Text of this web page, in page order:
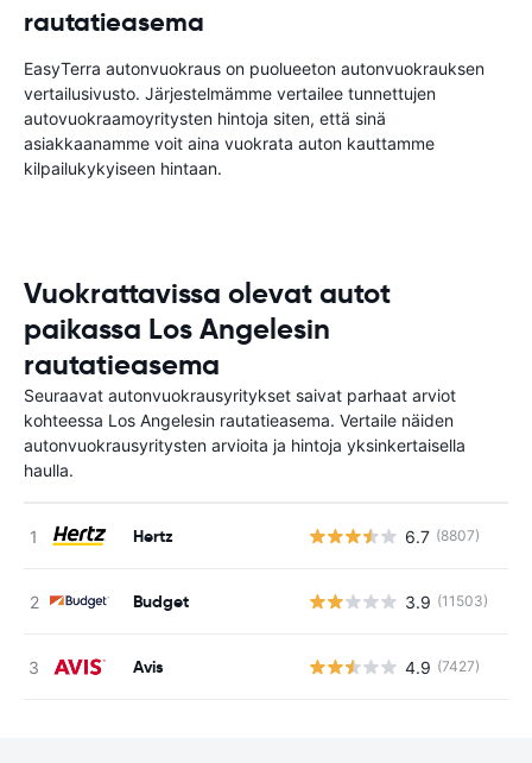
rautatieasema
EasyTerra autonvuokraus on puolueeton autonvuokrauksen
vertailusivusto. Järjestelmämme vertailee tunnettujen
autovuokraamoyritysten hintoja siten, että sinä
asiakkaanamme voit aina vuokrata auton kauttamme
kilpailukykyiseen hintaan.
Vuokrattavissa olevat autot
paikassa Los Angelesin
rautatieasema
Seuraavat autonvuokrausyritykset saivat parhaat arviot
kohteessa Los Angelesin rautatieasema. Vertaile näiden
autonvuokrausyritysten arvioita ja hintoja yksinkertaisella
haulla.
Hertz 6.7 (8807)
Budget 3.9 (11503)
Avis 4.9 (7427)